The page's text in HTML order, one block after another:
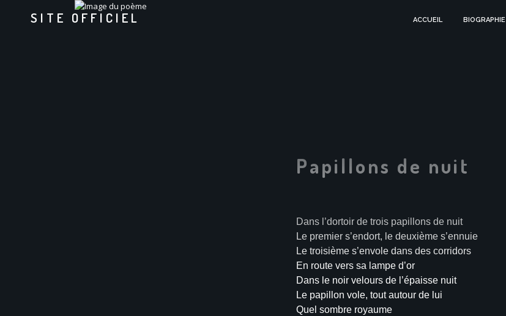
SITE OFFICIEL ACCUEIL BIOGRAPHIE
Papillons de nuit
Dans l’dortoir de trois papillons de nuit
Le premier s’endort, le deuxième s’ennuie
Le troisième s’envole dans des corridors
En route vers sa lampe d’or
Dans le noir velours de l’épaisse nuit
Le papillon vole, tout autour de lui
Quel sombre royaume